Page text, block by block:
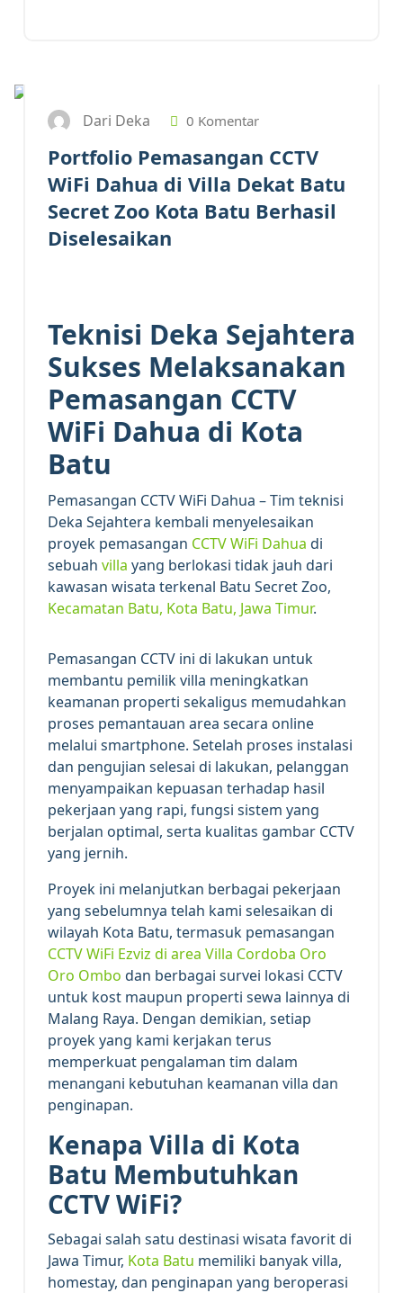
Dari Deka 0 Komentar
Portfolio Pemasangan CCTV
WiFi Dahua di Villa Dekat Batu
Secret Zoo Kota Batu Berhasil
Diselesaikan
Teknisi Deka Sejahtera
Sukses Melaksanakan
Pemasangan CCTV
WiFi Dahua di Kota
Batu
Pemasangan CCTV WiFi Dahua – Tim teknisi
Deka Sejahtera kembali menyelesaikan
proyek pemasangan CCTV WiFi Dahua di
sebuah villa yang berlokasi tidak jauh dari
kawasan wisata terkenal Batu Secret Zoo,
Kecamatan Batu, Kota Batu, Jawa Timur.
Pemasangan CCTV ini di lakukan untuk
membantu pemilik villa meningkatkan
keamanan properti sekaligus memudahkan
proses pemantauan area secara online
melalui smartphone. Setelah proses instalasi
dan pengujian selesai di lakukan, pelanggan
menyampaikan kepuasan terhadap hasil
pekerjaan yang rapi, fungsi sistem yang
berjalan optimal, serta kualitas gambar CCTV
yang jernih.
Proyek ini melanjutkan berbagai pekerjaan
yang sebelumnya telah kami selesaikan di
wilayah Kota Batu, termasuk pemasangan
CCTV WiFi Ezviz di area Villa Cordoba Oro
Oro Ombo dan berbagai survei lokasi CCTV
untuk kost maupun properti sewa lainnya di
Malang Raya. Dengan demikian, setiap
proyek yang kami kerjakan terus
memperkuat pengalaman tim dalam
menangani kebutuhan keamanan villa dan
penginapan.
Kenapa Villa di Kota
Batu Membutuhkan
CCTV WiFi?
Sebagai salah satu destinasi wisata favorit di
Jawa Timur, Kota Batu memiliki banyak villa,
homestay, dan penginapan yang beroperasi